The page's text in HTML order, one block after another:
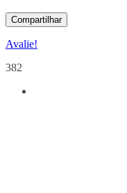
Compartilhar
Avalie!
382